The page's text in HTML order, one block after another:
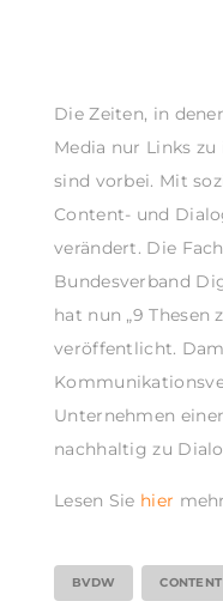
Die Zeiten, in
Media nur Links
sind vorbei. Mit
Content- und
verändert. Die
Bundesverband
hat nun „9 Thesen
veröffentlicht.
Unternehmen
nachhaltig zu
Lesen Sie hier
BVDW CONTENT